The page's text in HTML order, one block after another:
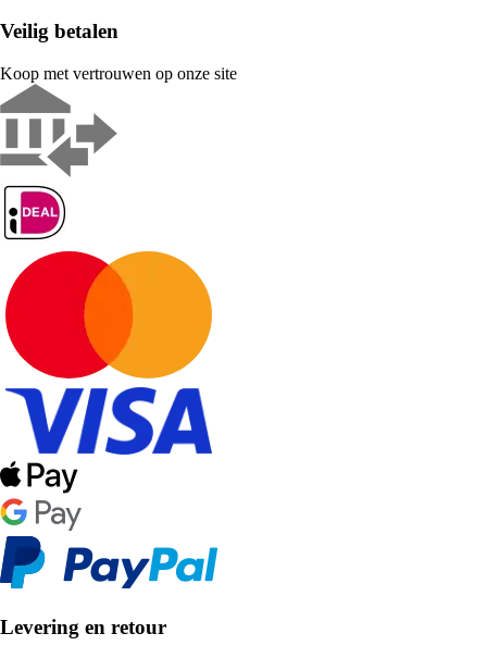
Veilig betalen
Koop met vertrouwen op onze site
Levering en retour